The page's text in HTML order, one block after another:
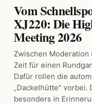
Vom
XJ220: Die
Meeting 2026
Zwischen
Zeit für einen
Dafür rollen die
„Dackelhütte“
besonders in